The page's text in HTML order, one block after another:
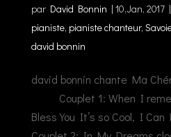
par David Bonnin | 10,Jan, 2017|
pianiste, pianiste chanteur,
david bonnin
david bonnin chante Ma
Couplet 1: When I
Bless You It’s so Cool, I Can